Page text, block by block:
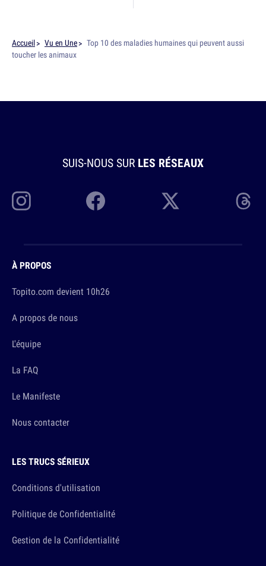
Accueil Vu en Une
Top 10 des maladies humaines qui peuvent aussi
toucher les animaux
SUIS-NOUS SUR LES RÉSEAUX
À PROPOS
Topito.com devient 10h26
A propos de nous
L'équipe
La FAQ
Le Manifeste
Nous contacter
LES TRUCS SÉRIEUX
Conditions d'utilisation
Politique de Confidentialité
Gestion de la Confidentialité